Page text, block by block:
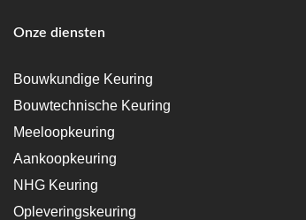
Onze diensten
Bouwkundige Keuring
Bouwtechnische Keuring
Meeloopkeuring
Aankoopkeuring
NHG Keuring
Opleveringskeuring